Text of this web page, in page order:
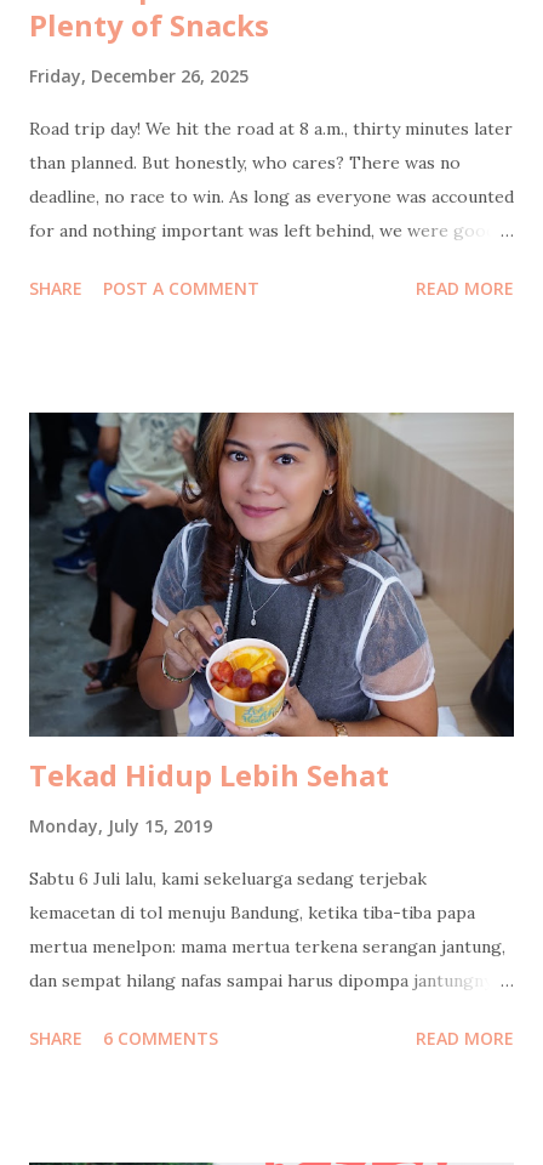
Plenty of Snacks
Friday, December 26, 2025
Road trip day! We hit the road at 8 a.m., thirty minutes later
than planned. But honestly, who cares? There was no
deadline, no race to win. As long as everyone was accounted
for and nothing important was left behind, we were good.
meant as the navigator of this journey, wasn’t half-asleep
needed to stop to do some office transfers, because work
apparently travels with you now. While he was busy, I took
Coffee Kenangan promo : buy two Toffee Nut Lattes , get
one Americano free. Perfect timing, because my mom had
specifically requested an Americano. Total damage: 50k.
Cheap joy is still joy. While my husband was still glued to
his phone, I dragged my mom to participate at Jasa Marga
survey . The prize? An umbrella. She was ridiculously happy
because, surpri...
SHARE POST A COMMENT READ MORE
Tekad Hidup Lebih Sehat
Monday, July 15, 2019
Sabtu 6 Juli lalu, kami sekeluarga sedang terjebak
kemacetan di tol menuju Bandung, ketika tiba-tiba papa
mertua menelpon: mama mertua terkena serangan jantung,
dan sempat hilang nafas sampai harus dipompa jantungnya!
Jakarta. Ketika tiba di rumah sakit, beliau masih diisolasi di
SHARE 6 COMMENTS READ MORE